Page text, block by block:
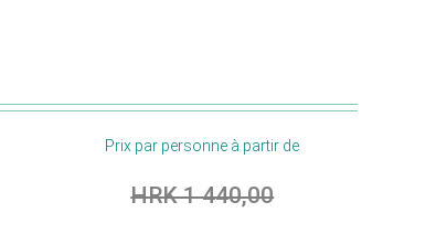
Prix par personne à partir de
HRK 1 440,00